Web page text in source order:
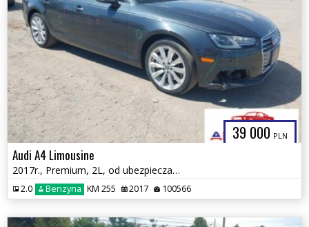
39 000 PLN
Audi A4 Limousine
2017r., Premium, 2L, od ubezpieczalni
2.0 Benzyna KM 255 2017 100566